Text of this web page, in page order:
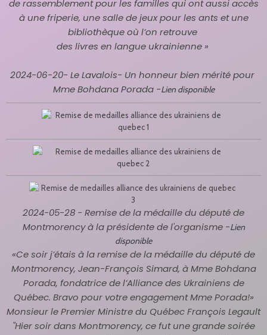
derassemblement pour les familles qui ont aussiaccès
à une friperie, une salle de jeux pour les ants et une
bibliothèque où l’on retrouve
des livres en langue ukrainienne»
2024-06-20- Le Lavalois- Un honneur bien mérité pour
Mme Bohdana Porada -Lien disponible
2024-05-28 - Remise de la médaille du député de
Montmorency à la présidente de l'organisme -Lien
disponible
«Ce soir j’étais à la remise de la médaille du député de
Montmorency, Jean-François Simard, à Mme Bohdana
Porada, fondatrice de l’Alliance des Ukrainiens de
Québec. Bravo pour votre engagement Mme Porada!»
Monsieur le Premier Ministre du Québec François Legault
"Hier soir dans Montmorency, ce fut une grande soirée